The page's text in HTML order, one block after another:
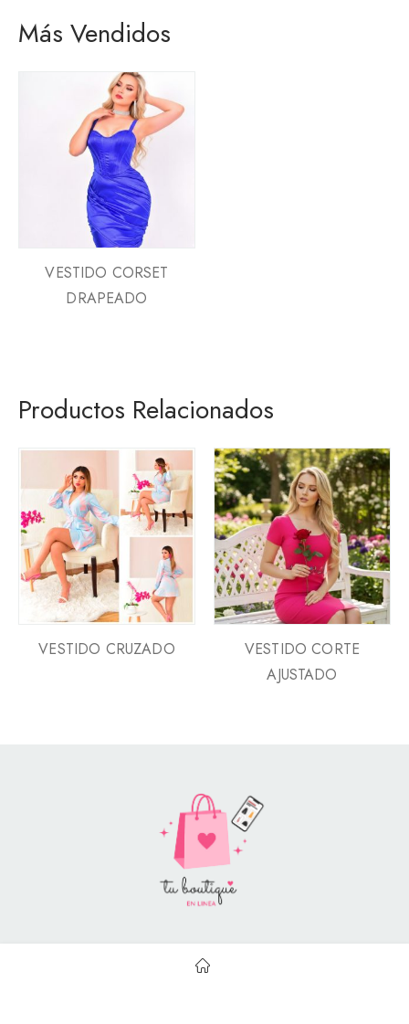
Más Vendidos
VESTIDO CORSET
DRAPEADO
Productos Relacionados
VESTIDO CRUZADO
VESTIDO CORTE
AJUSTADO